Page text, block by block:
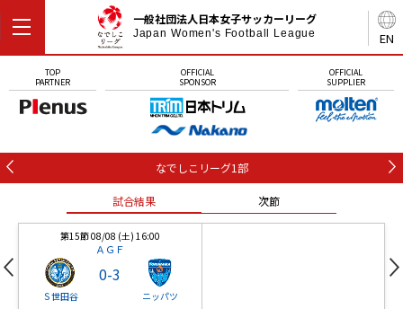
EN
一般社団法人日本女子サッカーリーグ
Japan Women's Football League
TOP
PARTNER
OFFICIAL
SPONSOR
OFFICIAL
SUPPLIER
なでしこリーグ1部
試合結果 次節
第15節 08/08 (土) 16:00
ＡＧＦ
Ｓ世田谷
0-3
ニッパツ